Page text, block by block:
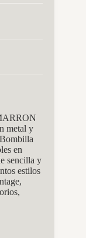
metal y
en
sencilla y
estilos